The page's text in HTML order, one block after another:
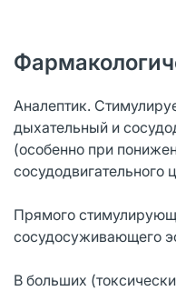
Аналептик.
дыхательный и
(особенно при
сосудодвигательного
Прямого
сосудосуживающего
В больших